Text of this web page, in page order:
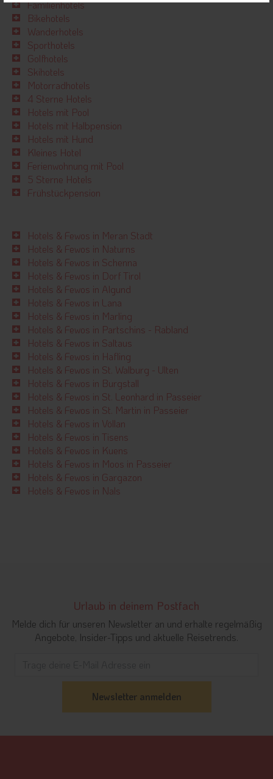
Familienhotels
Bikehotels
Wanderhotels
Sporthotels
Golfhotels
Skihotels
Motorradhotels
4 Sterne Hotels
Hotels mit Pool
Hotels mit Halbpension
Hotels mit Hund
Kleines Hotel
Ferienwohnung mit Pool
5 Sterne Hotels
Frühstückpension
Hotels & Fewos in Meran Stadt
Hotels & Fewos in Naturns
Hotels & Fewos in Schenna
Hotels & Fewos in Dorf Tirol
Hotels & Fewos in Algund
Hotels & Fewos in Lana
Hotels & Fewos in Marling
Hotels & Fewos in Partschins - Rabland
Hotels & Fewos in Saltaus
Hotels & Fewos in Hafling
Hotels & Fewos in St. Walburg - Ulten
Hotels & Fewos in Burgstall
Hotels & Fewos in St. Leonhard in Passeier
Hotels & Fewos in St. Martin in Passeier
Hotels & Fewos in Völlan
Hotels & Fewos in Tisens
Hotels & Fewos in Kuens
Hotels & Fewos in Moos in Passeier
Hotels & Fewos in Gargazon
Hotels & Fewos in Nals
Urlaub in deinem Postfach
Melde dich für unseren Newsletter an und erhalte regelmäßig
Angebote, Insider-Tipps und aktuelle Reisetrends.